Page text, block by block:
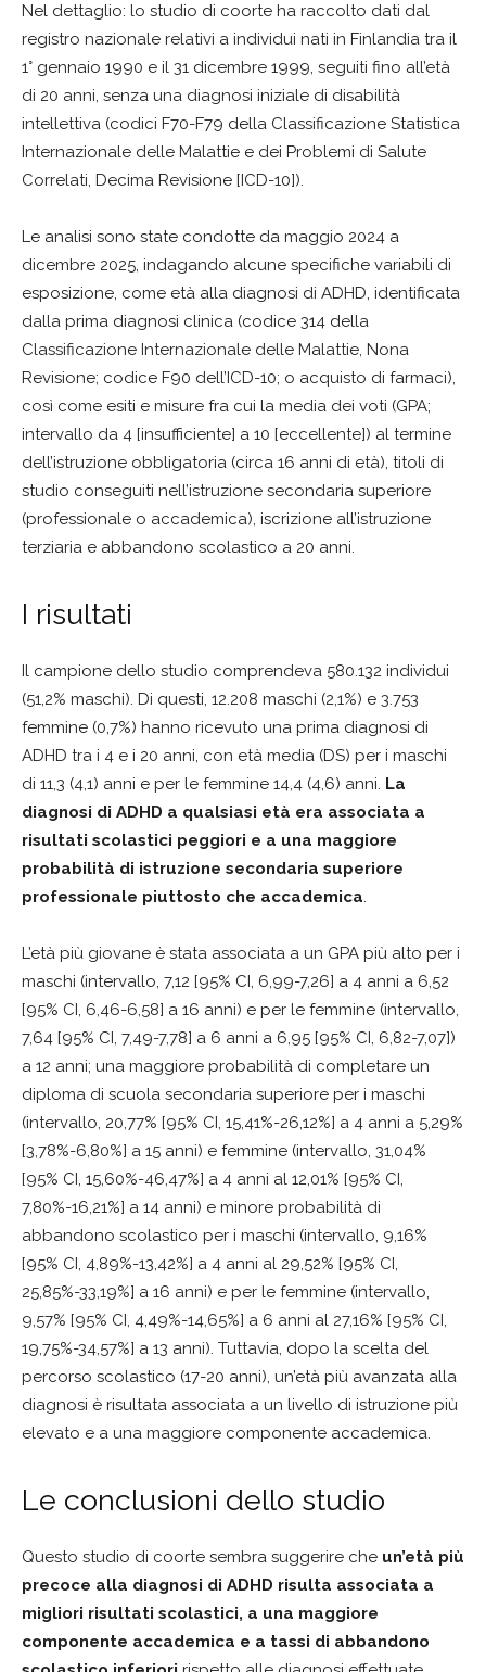
Nel dettaglio: lo studio di coorte ha raccolto dati dal
registro nazionale relativi a individui nati in Finlandia tra il
1° gennaio 1990 e il 31 dicembre 1999, seguiti fino all’età
di 20 anni, senza una diagnosi iniziale di disabilità
intellettiva (codici F70-F79 della Classificazione Statistica
Internazionale delle Malattie e dei Problemi di Salute
Correlati, Decima Revisione [ICD-10]).
Le analisi sono state condotte da maggio 2024 a
dicembre 2025, indagando alcune specifiche variabili di
esposizione, come età alla diagnosi di ADHD, identificata
dalla prima diagnosi clinica (codice 314 della
Classificazione Internazionale delle Malattie, Nona
Revisione; codice F90 dell’ICD-10; o acquisto di farmaci),
così come esiti e misure fra cui la media dei voti (GPA;
intervallo da 4 [insufficiente] a 10 [eccellente]) al termine
dell’istruzione obbligatoria (circa 16 anni di età), titoli di
studio conseguiti nell’istruzione secondaria superiore
(professionale o accademica), iscrizione all’istruzione
terziaria e abbandono scolastico a 20 anni.
I risultati
Il campione dello studio comprendeva 580.132 individui
(51,2% maschi). Di questi, 12.208 maschi (2,1%) e 3.753
femmine (0,7%) hanno ricevuto una prima diagnosi di
ADHD tra i 4 e i 20 anni, con età media (DS) per i maschi
di 11,3 (4,1) anni e per le femmine 14,4 (4,6) anni. La
diagnosi di ADHD a qualsiasi età era associata a
risultati scolastici peggiori e a una maggiore
probabilità di istruzione secondaria superiore
professionale piuttosto che accademica.
L’età più giovane è stata associata a un GPA più alto per i
maschi (intervallo, 7,12 [95% CI, 6,99-7,26] a 4 anni a 6,52
[95% CI, 6,46-6,58] a 16 anni) e per le femmine (intervallo,
7,64 [95% CI, 7,49-7,78] a 6 anni a 6,95 [95% CI, 6,82-7,07])
a 12 anni; una maggiore probabilità di completare un
diploma di scuola secondaria superiore per i maschi
(intervallo, 20,77% [95% CI, 15,41%-26,12%] a 4 anni a 5,29%
[3,78%-6,80%] a 15 anni) e femmine (intervallo, 31,04%
[95% CI, 15,60%-46,47%] a 4 anni al 12,01% [95% CI,
7,80%-16,21%] a 14 anni) e minore probabilità di
abbandono scolastico per i maschi (intervallo, 9,16%
[95% CI, 4,89%-13,42%] a 4 anni al 29,52% [95% CI,
25,85%-33,19%] a 16 anni) e per le femmine (intervallo,
9,57% [95% CI, 4,49%-14,65%] a 6 anni al 27,16% [95% CI,
19,75%-34,57%] a 13 anni). Tuttavia, dopo la scelta del
percorso scolastico (17-20 anni), un’età più avanzata alla
diagnosi è risultata associata a un livello di istruzione più
elevato e a una maggiore componente accademica.
Le conclusioni dello studio
Questo studio di coorte sembra suggerire che un’età più
precoce alla diagnosi di ADHD risulta associata a
migliori risultati scolastici, a una maggiore
componente accademica e a tassi di abbandono